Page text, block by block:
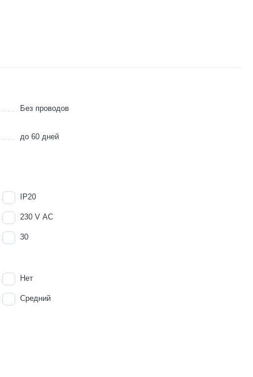
Без проводов
до 60 дней
IP20
230 V AC
30
Нет
Средний